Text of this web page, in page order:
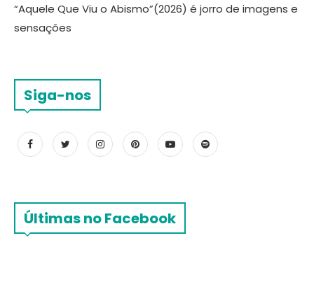
“Aquele Que Viu o Abismo”(2026) é jorro de imagens e
sensações
Siga-nos
Últimas no Facebook